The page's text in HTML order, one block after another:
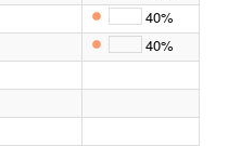
40%
40%